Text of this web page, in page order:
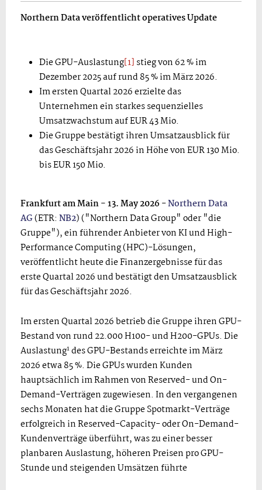
Northern Data veröffentlicht operatives Update
Die GPU-Auslastung[1] stieg von 62 % im
Dezember 2025 auf rund 85 % im März 2026.
Im ersten Quartal 2026 erzielte das
Unternehmen ein starkes sequenzielles
Umsatzwachstum auf EUR 43 Mio.
Die Gruppe bestätigt ihren Umsatzausblick für
das Geschäftsjahr 2026 in Höhe von EUR 130 Mio.
bis EUR 150 Mio.
Frankfurt am Main - 13. May 2026 -Northern Data
AG(ETR: NB2) ("Northern Data Group" oder "die
Gruppe"), ein führender Anbieter von KI und High-
Performance Computing (HPC)-Lösungen,
veröffentlicht heute die Finanzergebnisse für das
erste Quartal 2026 und bestätigt den Umsatzausblick
für das Geschäftsjahr 2026.
Im ersten Quartal 2026 betrieb die Gruppe ihren GPU-
Bestand von rund 22.000 H100- und H200-GPUs. Die
Auslastung1des GPU-Bestands erreichte im März
2026 etwa 85 %. Die GPUs wurden Kunden
hauptsächlich im Rahmen von Reserved- und On-
Demand-Verträgen zugewiesen. In den vergangenen
sechs Monaten hat die Gruppe Spotmarkt-Verträge
erfolgreich in Reserved-Capacity- oder On-Demand-
Kundenverträge überführt, was zu einer besser
planbaren Auslastung, höheren Preisen pro GPU-
Stunde und steigenden Umsätzen führte